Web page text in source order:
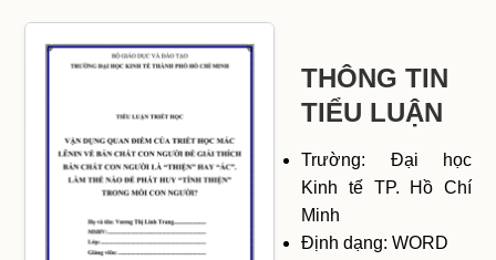
THÔNG TIN
TIỂU LUẬN
Trường: Đại học
Kinh tế TP. Hồ Chí
Minh
Định dạng: WORD